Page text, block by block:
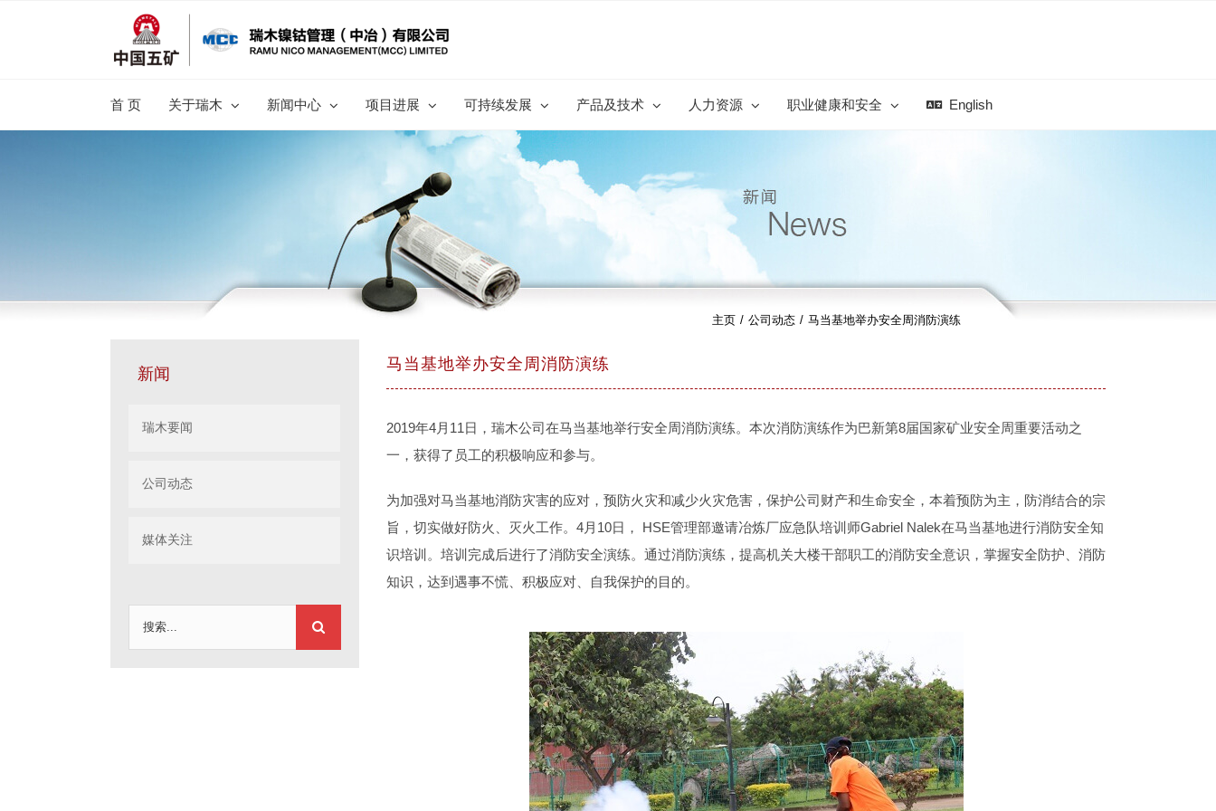
首 页 关于瑞木 新闻中心 项目进展 可持续发展 产品及技术 人力资源 职业健康和安全 English
主页 / 公司动态 / 马当基地举办安全周消防演练
马当基地举办安全周消防演练
2019年4月11日，瑞木公司在马当基地举行安全周消防演练。本次消防演练作为巴新第8届国家矿业安全周重要活动之
一，获得了员工的积极响应和参与。
为加强对马当基地消防灾害的应对，预防火灾和减少火灾危害，保护公司财产和生命安全，本着预防为主，防消结合的宗
旨，切实做好防火、灭火工作。4月10日， HSE管理部邀请冶炼厂应急队培训师Gabriel Nalek在马当基地进行消防安全知
识培训。培训完成后进行了消防安全演练。通过消防演练，提高机关大楼干部职工的消防安全意识，掌握安全防护、消防
知识，达到遇事不慌、积极应对、自我保护的目的。
新闻
瑞木要闻
公司动态
媒体关注